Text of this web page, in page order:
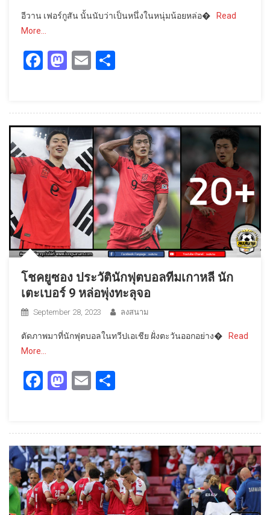
อีวาน เฟอร์กูสัน นั้นนับว่าเป็นหนึ่งในหนุ่มน้อยหล่อ�
Read
More…
Facebook
Mastodon
Email
โชคยูซอง ประวัตินักฟุตบอลทีมเกาหลี นัก
เตะเบอร์ 9 หล่อพุ่งทะลุจอ
September 28, 2023 ลงสนาม
ตัดภาพมาที่นักฟุตบอลในทวีปเอเชีย ฝั่งตะวันออกอย่าง�
Read
More…
Facebook
Mastodon
Email